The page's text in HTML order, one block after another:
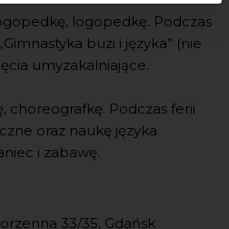
logopedkę. Podczas
buzi i języka” (nie
umyzakalniające.
choreografkę. Podczas ferii
oraz naukę języka
i zabawę.
33/35, Gdańsk